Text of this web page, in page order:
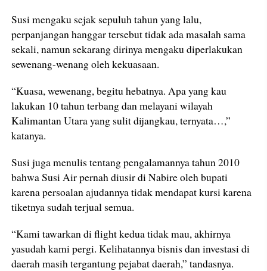
Susi mengaku sejak sepuluh tahun yang lalu,
perpanjangan hanggar tersebut tidak ada masalah sama
sekali, namun sekarang dirinya mengaku diperlakukan
sewenang-wenang oleh kekuasaan.
“Kuasa, wewenang, begitu hebatnya. Apa yang kau
lakukan 10 tahun terbang dan melayani wilayah
Kalimantan Utara yang sulit dijangkau, ternyata…,”
katanya.
Susi juga menulis tentang pengalamannya tahun 2010
bahwa Susi Air pernah diusir di Nabire oleh bupati
karena persoalan ajudannya tidak mendapat kursi karena
tiketnya sudah terjual semua.
“Kami tawarkan di flight kedua tidak mau, akhirnya
yasudah kami pergi. Kelihatannya bisnis dan investasi di
daerah masih tergantung pejabat daerah,” tandasnya.